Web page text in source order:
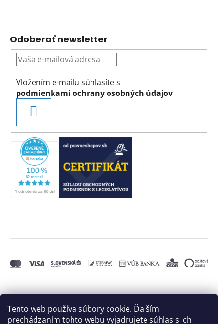
Tento web používa súbory cookie. Ďalším
prechádzaním tohto webu vyjadrujete súhlas s ich
Odoberať newsletter
Vložením e-mailu súhlasíte s
podmienkami ochrany osobných údajov
SA